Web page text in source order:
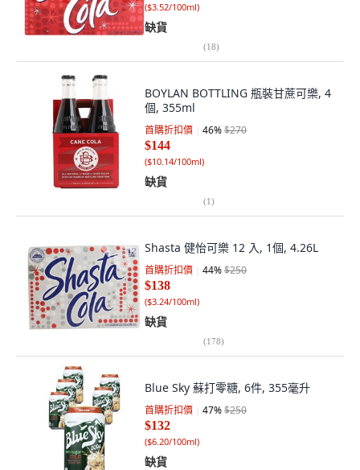
($3.52/100ml)
缺貨
(18)
BOYLAN BOTTLING 瓶裝甘蔗可樂, 4
個, 355ml
首購折扣價 46%$270
$144
($10.14/100ml)
缺貨
(1)
Shasta 健怡可樂 12 入, 1個, 4.26L
首購折扣價 44%$250
$138
($3.24/100ml)
缺貨
(178)
Blue Sky 蘇打零糖, 6件, 355毫升
首購折扣價 47%$250
$132
($6.20/100ml)
缺貨